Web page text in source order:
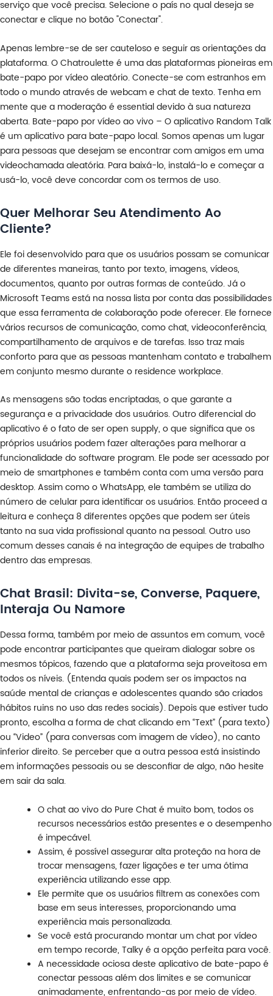
serviço que você precisa. Selecione o país no qual deseja se
conectar e clique no botão "Conectar".
Apenas lembre-se de ser cauteloso e seguir as orientações da
plataforma. O Chatroulette é uma das plataformas pioneiras em
bate-papo por vídeo aleatório. Conecte-se com estranhos em
todo o mundo através de webcam e chat de texto. Tenha em
mente que a moderação é essential devido à sua natureza
aberta. Bate-papo por vídeo ao vivo – O aplicativo Random Talk
é um aplicativo para bate-papo local. Somos apenas um lugar
para pessoas que desejam se encontrar com amigos em uma
videochamada aleatória. Para baixá-lo, instalá-lo e começar a
usá-lo, você deve concordar com os termos de uso.
Quer Melhorar Seu Atendimento Ao
Cliente?
Ele foi desenvolvido para que os usuários possam se comunicar
de diferentes maneiras, tanto por texto, imagens, vídeos,
documentos, quanto por outras formas de conteúdo. Já o
Microsoft Teams está na nossa lista por conta das possibilidades
que essa ferramenta de colaboração pode oferecer. Ele fornece
vários recursos de comunicação, como chat, videoconferência,
compartilhamento de arquivos e de tarefas. Isso traz mais
conforto para que as pessoas mantenham contato e trabalhem
em conjunto mesmo durante o residence workplace.
As mensagens são todas encriptadas, o que garante a
segurança e a privacidade dos usuários. Outro diferencial do
aplicativo é o fato de ser open supply, o que significa que os
próprios usuários podem fazer alterações para melhorar a
funcionalidade do software program. Ele pode ser acessado por
meio de smartphones e também conta com uma versão para
desktop. Assim como o WhatsApp, ele também se utiliza do
número de celular para identificar os usuários. Então proceed a
leitura e conheça 8 diferentes opções que podem ser úteis
tanto na sua vida profissional quanto na pessoal. Outro uso
comum desses canais é na integração de equipes de trabalho
dentro das empresas.
Chat Brasil: Divita-se, Converse, Paquere,
Interaja Ou Namore
Dessa forma, também por meio de assuntos em comum, você
pode encontrar participantes que queiram dialogar sobre os
mesmos tópicos, fazendo que a plataforma seja proveitosa em
todos os níveis. (Entenda quais podem ser os impactos na
saúde mental de crianças e adolescentes quando são criados
hábitos ruins no uso das redes sociais). Depois que estiver tudo
pronto, escolha a forma de chat clicando em “Text” (para texto)
ou “Video” (para conversas com imagem de vídeo), no canto
inferior direito. Se perceber que a outra pessoa está insistindo
em informações pessoais ou se desconfiar de algo, não hesite
em sair da sala.
O chat ao vivo do Pure Chat é muito bom, todos os
recursos necessários estão presentes e o desempenho
é impecável.
Assim, é possível assegurar alta proteção na hora de
trocar mensagens, fazer ligações e ter uma ótima
experiência utilizando esse app.
Ele permite que os usuários filtrem as conexões com
base em seus interesses, proporcionando uma
experiência mais personalizada.
Se você está procurando montar um chat por vídeo
em tempo recorde, Talky é a opção perfeita para você.
A necessidade ociosa deste aplicativo de bate-papo é
conectar pessoas além dos limites e se comunicar
animadamente, enfrentando-as por meio de vídeo.